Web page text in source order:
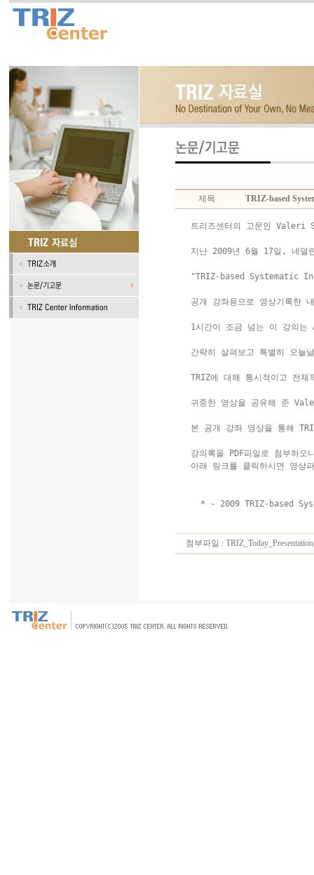
제목 TRIZ-based
트리즈센터의 고문인 Valeri
지난 2009년 6월 17일, 네덜
"TRIZ-based Systematic
공개 강좌용으로 영상기록한
1시간이 조금 넘는 이 강의
간략히 살펴보고 특별히 오늘
TRIZ에 대해 통시적이고 전
귀중한 영상을 공유해 준
본 공개 강좌 영상을 통해
강의록을 PDF파일로 첨부하
아래 링크를 클릭하시면 영
* - 2009 TRIZ-based
첨부파일 :